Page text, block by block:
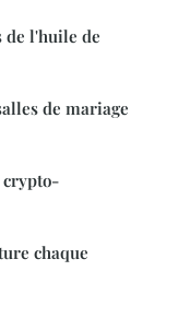
de l'huile de
de mariage
crypto-
chaque